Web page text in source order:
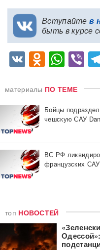
Вступайте в
быть в курсе
VK
материалы ПО ТЕМЕ
Бойцы
чешскую САУ
ВС РФ
французских
топ НОВОСТЕЙ